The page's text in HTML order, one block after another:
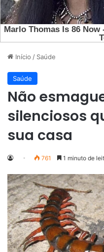
Início / Saúde
Saúde
Não
silenciosos
sua casa
761 1 minuto de